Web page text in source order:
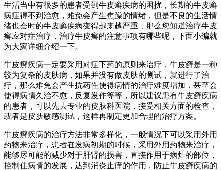
生活当中有很多的患者受到牛皮癣疾病的困扰，长期的牛皮癣
病症得不到治愈，难免会产生焦躁的情绪，但是不良的生活情
绪也会时的牛皮癣疾病变得越来越严重，那么您知道治疗牛皮
癣应对症治疗，治疗牛皮癣的注意事项有哪些呢，下面小编就
为大家详细介绍一下。
牛皮癣疾病一定要采用对症下药的原则来治疗，牛皮癣是一种
较为复杂的皮肤病，如果并没有做皮肤的测试，就进行了治
疗，那么难免会产生抗药性使得病情的治疗难度增加，甚至会
使得病情久治不愈，反复发作等等，所以建议患有牛皮癣疾病
的患者，可以先去专业的皮肤科医院，接受相关方面的检查，
或者是皮肤敏感测试，这样再制定更加合理的治疗方案。
牛皮癣疾病的治疗方法非常多样化，一般情况下可以采用外用
药物来治疗，患者在发病初期的时候，采用外用药物来治疗，
能够尽可能的减少对于肝肾的损害，直接作用于病灶的部位，
控制住病情的发展，达到消炎止痒的作用，防止牛皮癣疾病的